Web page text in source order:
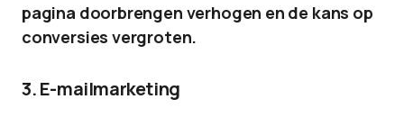
pagina doorbrengen verhogen en de kans op
conversies vergroten.
3. E-mailmarketing